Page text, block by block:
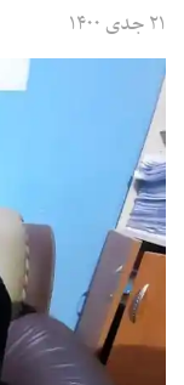
۲۱ جدی ۱۴۰۰